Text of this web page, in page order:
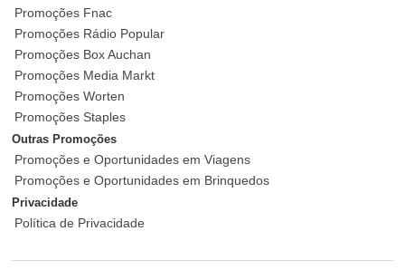
Promoções Fnac
Promoções Rádio Popular
Promoções Box Auchan
Promoções Media Markt
Promoções Worten
Promoções Staples
Outras Promoções
Promoções e Oportunidades em Viagens
Promoções e Oportunidades em Brinquedos
Privacidade
Política de Privacidade